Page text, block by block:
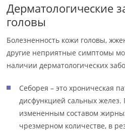
Дерматологические
головы
Болезненность кожи головы,
другие неприятные симптомы
наличии дерматологических
Себорея – это хроническая
дисфункцией сальных
измененным составом
чрезмерном количестве, в